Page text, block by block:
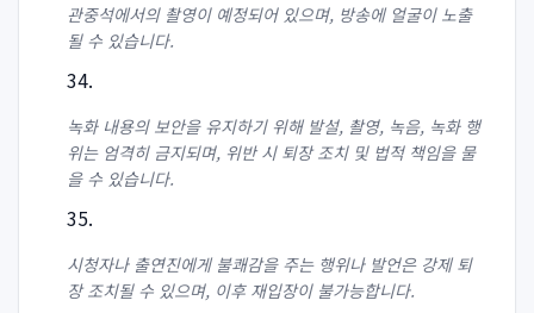
관중석에서의 촬영이 예정되어 있으며, 방송에 얼굴이 노출
될 수 있습니다.
녹화 내용의 보안을 유지하기 위해 발설, 촬영, 녹음, 녹화 행
위는 엄격히 금지되며, 위반 시 퇴장 조치 및 법적 책임을 물
을 수 있습니다.
시청자나 출연진에게 불쾌감을 주는 행위나 발언은 강제 퇴
장 조치될 수 있으며, 이후 재입장이 불가능합니다.